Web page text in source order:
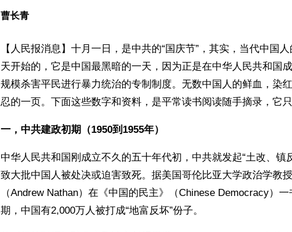
曹长青
【人民报消息】十月一日，是中共的“国庆节”，其实，当代中国
天开始的，它是中国最黑暗的一天，因为正是在中华人民共和国
规模杀害平民进行暴力统治的专制制度。无数中国人的鲜血，染
忍的一页。下面这些数字和资料，是平常读书阅读随手摘录，它
一，中共建政初期（1950到1955年）
中华人民共和国刚成立不久的五十年代初，中共就发起“土改、镇
致大批中国人被处决或迫害致死。据美国哥伦比亚大学政治学教
（Andrew Nathan）在《中国的民主》（Chinese Democracy）
期，中国有2,000万人被打成“地富反坏”份子。